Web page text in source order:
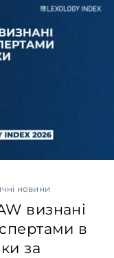
новини
визнані
в
за